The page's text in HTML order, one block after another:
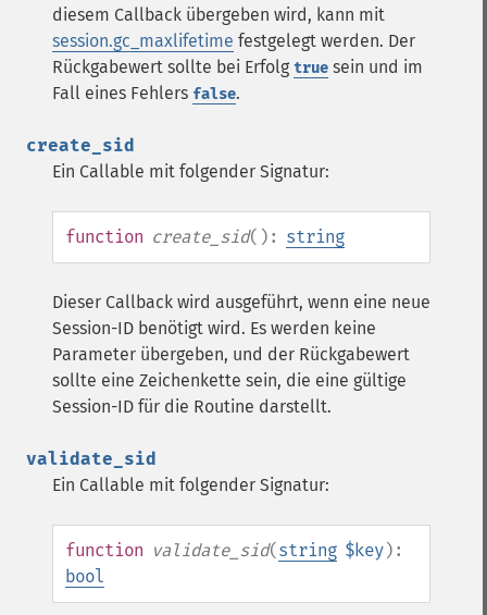
diesem Callback übergeben wird, kann mit
session.gc_maxlifetime festgelegt werden. Der
Rückgabewert sollte bei Erfolg true sein und im
Fall eines Fehlers false.
create_sid
Ein Callable mit folgender Signatur:
function create_sid(): string
Dieser Callback wird ausgeführt, wenn eine neue
Session-ID benötigt wird. Es werden keine
Parameter übergeben, und der Rückgabewert
sollte eine Zeichenkette sein, die eine gültige
Session-ID für die Routine darstellt.
validate_sid
Ein Callable mit folgender Signatur:
function validate_sid(string $key):
bool